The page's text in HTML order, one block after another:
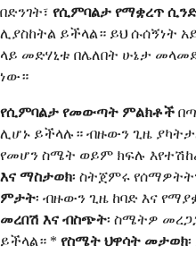
በድንገት፣ የሲምባልታ የማቋረጥ
ሊያስከትል ይችላል። ይህ ሱሰኝነት
ላይ መድሃኒቱ በሌለበት ሁኔታ
ነው።
የሲምባልታ የመውጣት ምልክቶች
ሊሆኑ ይችላሉ። ብዙውን ጊዜ
የመሆን ስሜት ወይም ክፍሉ
እና ማስታወክ፡ ስትጀምሩ
ምታት፡ ብዙውን ጊዜ ከባድ እና
መረበሽ እና ብስጭት፡ ስሜትዎ
ይችላል። * የስሜት ህዋሳት መታወክ